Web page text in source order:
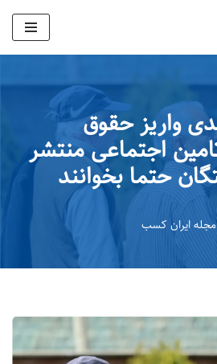
واریز حقوق
اجتماعی منتشر
حتما بخوانند
مجله ایران کسب